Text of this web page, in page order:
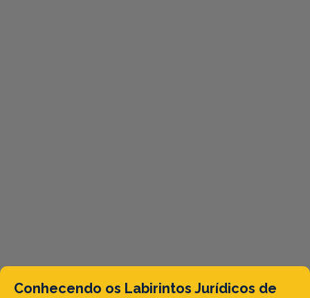
Conhecendo os Labirintos Jurídicos de